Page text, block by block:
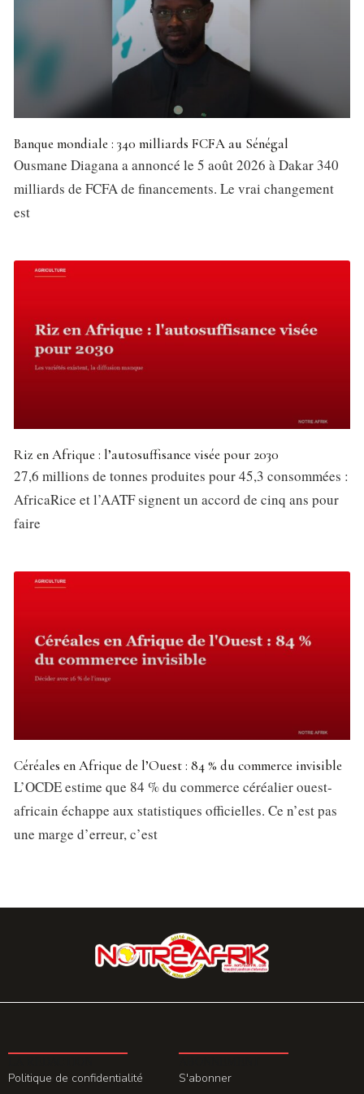
Banque mondiale : 340 milliards FCFA au Sénégal
Ousmane Diagana a annoncé le 5 août 2026 à Dakar 340
milliards de FCFA de financements. Le vrai changement
est
Riz en Afrique : l’autosuffisance visée pour 2030
27,6 millions de tonnes produites pour 45,3 consommées :
AfricaRice et l’AATF signent un accord de cinq ans pour
faire
Céréales en Afrique de l’Ouest : 84 % du commerce invisible
L’OCDE estime que 84 % du commerce céréalier ouest-
africain échappe aux statistiques officielles. Ce n’est pas
une marge d’erreur, c’est
Politique de confidentialité
S'abonner